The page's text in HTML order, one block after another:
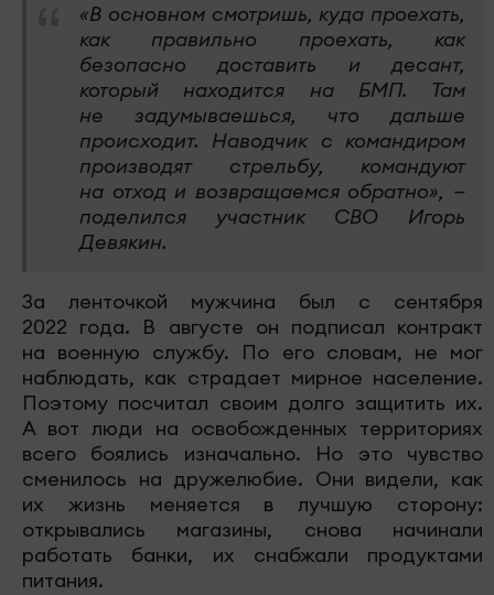
«В основном смотришь, куда проехать,
как правильно проехать, как
безопасно доставить и десант,
который находится на БМП. Там
не задумываешься, что дальше
происходит. Наводчик с командиром
производят стрельбу, командуют
на отход и возвращаемся обратно», —
поделился участник СВО Игорь
Девякин.
За ленточкой мужчина был с сентября
2022 года. В августе он подписал контракт
на военную службу. По его словам, не мог
наблюдать, как страдает мирное население.
Поэтому посчитал своим долго защитить их.
А вот люди на освобожденных территориях
всего боялись изначально. Но это чувство
сменилось на дружелюбие. Они видели, как
их жизнь меняется в лучшую сторону:
открывались магазины, снова начинали
работать банки, их снабжали продуктами
питания.